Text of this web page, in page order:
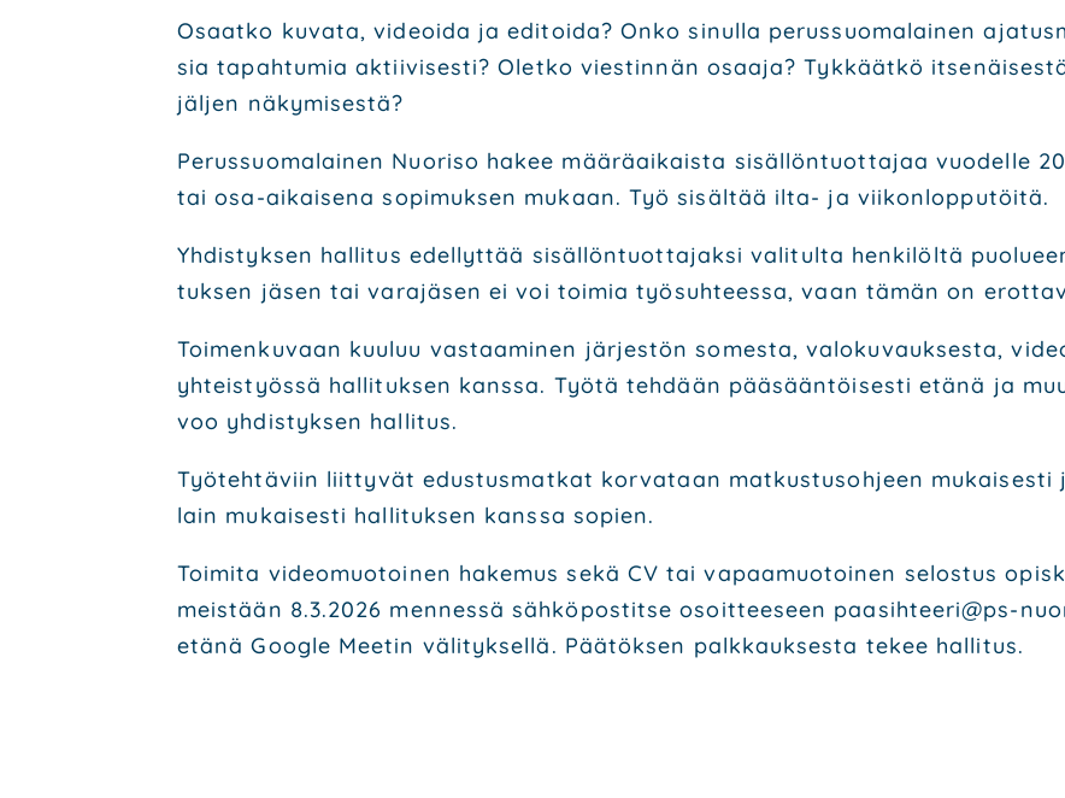
Osaat­ko kuva­ta, videoi­da ja edi­toi­da? Onko sinul­la perus­suo­ma­lai­nen
sia tapah­tu­mia aktii­vi­ses­ti? Olet­ko vies­tin­nän osaa­ja? Tyk­käät­kö
jäl­jen näky­mi­ses­tä?
Perus­suo­ma­lai­nen Nuo­ri­so hakee mää­rä­ai­kais­ta sisäl­lön­tuot­ta­jaa vuo­del­le
tai osa-aikai­se­na sopi­muk­sen mukaan. Työ sisäl­tää ilta- ja vii­kon­lop­pu­töi­tä.
Yhdis­tyk­sen hal­li­tus edel­lyt­tää sisäl­lön­tuot­ta­jak­si vali­tul­ta hen­ki­löl­tä
tuk­sen jäsen tai vara­jä­sen ei voi toi­mia työ­suh­tees­sa, vaan tämän on
Toi­men­ku­vaan kuu­luu vas­taa­mi­nen jär­jes­tön somes­ta, valo­ku­vauk­ses­ta,
yhteis­työs­sä hal­li­tuk­sen kans­sa. Työ­tä teh­dään pää­sään­töi­ses­ti etä­nä ja
voo yhdis­tyk­sen hal­li­tus.
Työ­teh­tä­viin liit­ty­vät edus­tus­mat­kat kor­va­taan mat­kus­tus­oh­jeen
lain mukai­ses­ti hal­li­tuk­sen kans­sa sopien.
Toi­mi­ta video­muo­toi­nen hake­mus sekä CV tai vapaa­muo­toi­nen selos­tus
meis­tään 8.3.2026 men­nes­sä säh­kö­pos­tit­se osoit­tee­seen paasihteeri@ps-
etä­nä Google Mee­tin väli­tyk­sel­lä. Pää­tök­sen palk­kauk­ses­ta tekee hal­li­tus.